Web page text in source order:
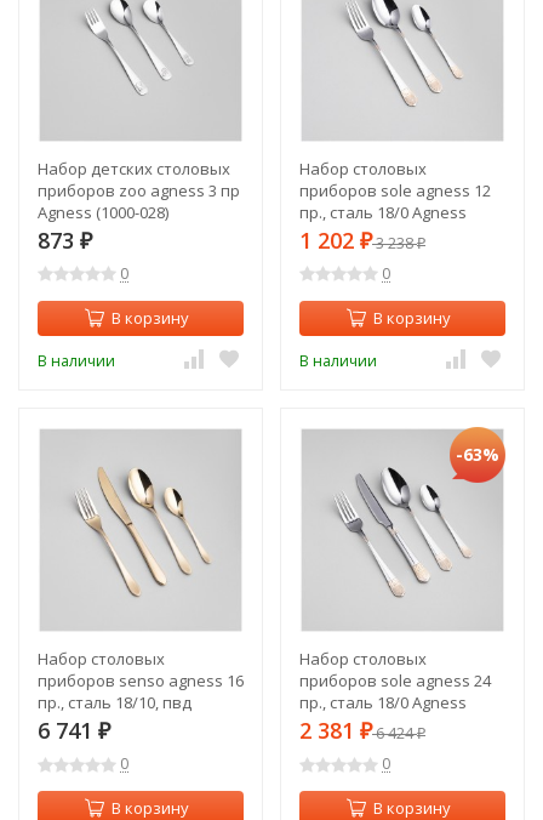
Набор детских столовых
приборов zoo agness 3 пр
Agness (1000-028)
873 ₽
0
В корзину
В наличии
Набор столовых
приборов sole agness 12
пр., сталь 18/0 Agness
(1000-009)
1 202 ₽3 238₽
0
В корзину
В наличии
Набор столовых
приборов senso agness 16
пр., сталь 18/10, пвд
покрытие, цвет: шампань
6 741 ₽
0
В корзину
-63%
Набор столовых
приборов sole agness 24
пр., сталь 18/0 Agness
(1000-007)
2 381 ₽6 424₽
0
В корзину